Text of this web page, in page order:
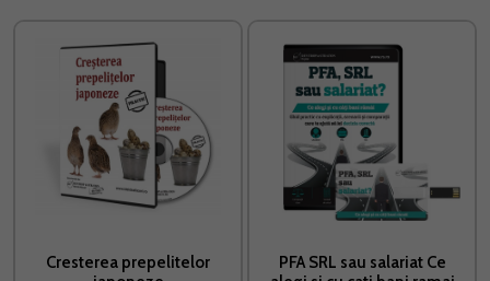
Cresterea prepelitelor
PFA SRL sau salariat Ce